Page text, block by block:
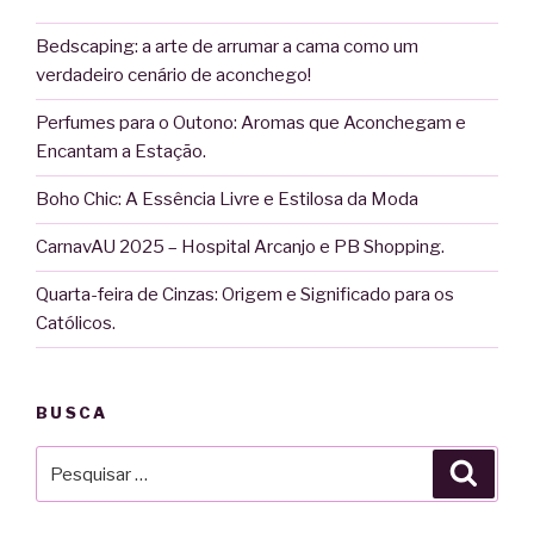
Bedscaping: a arte de arrumar a cama como um
verdadeiro cenário de aconchego!
Perfumes para o Outono: Aromas que Aconchegam e
Encantam a Estação.
Boho Chic: A Essência Livre e Estilosa da Moda
CarnavAU 2025 – Hospital Arcanjo e PB Shopping.
Quarta-feira de Cinzas: Origem e Significado para os
Católicos.
BUSCA